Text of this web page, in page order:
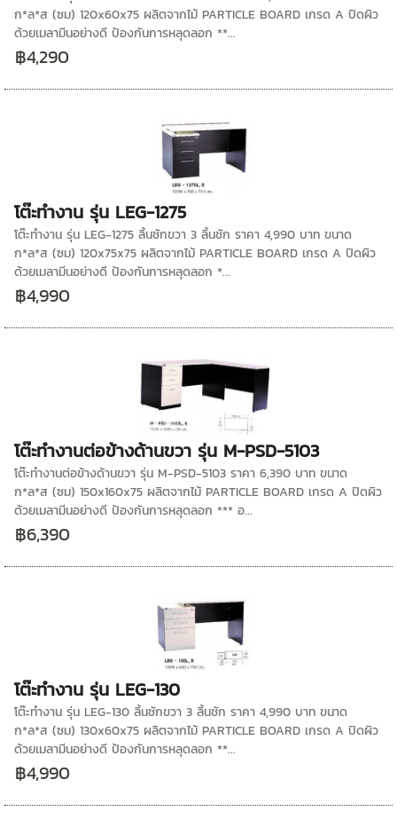
ก*ล*ส (ซม) 120x60x75 ผลิตจากไม้ PARTICLE BOARD เกรด A ปิดผิว
ด้วยเมลามีนอย่างดี ป้องกันการหลุดลอก **...
฿4,290
โต๊ะทำงาน รุ่น LEG-1275
โต๊ะทำงาน รุ่น LEG-1275 ลิ้นชักขวา 3 ลิ้นชัก ราคา 4,990 บาท ขนาด
ก*ล*ส (ซม) 120x75x75 ผลิตจากไม้ PARTICLE BOARD เกรด A ปิดผิว
ด้วยเมลามีนอย่างดี ป้องกันการหลุดลอก *...
฿4,990
โต๊ะทำงานต่อข้างด้านขวา รุ่น M-PSD-5103
โต๊ะทำงานต่อข้างด้านขวา รุ่น M-PSD-5103 ราคา 6,390 บาท ขนาด
ก*ล*ส (ซม) 150x160x75 ผลิตจากไม้ PARTICLE BOARD เกรด A ปิดผิว
ด้วยเมลามีนอย่างดี ป้องกันการหลุดลอก *** อ...
฿6,390
โต๊ะทำงาน รุ่น LEG-130
โต๊ะทำงาน รุ่น LEG-130 ลิ้นชักขวา 3 ลิ้นชัก ราคา 4,990 บาท ขนาด
ก*ล*ส (ซม) 130x60x75 ผลิตจากไม้ PARTICLE BOARD เกรด A ปิดผิว
ด้วยเมลามีนอย่างดี ป้องกันการหลุดลอก **...
฿4,990